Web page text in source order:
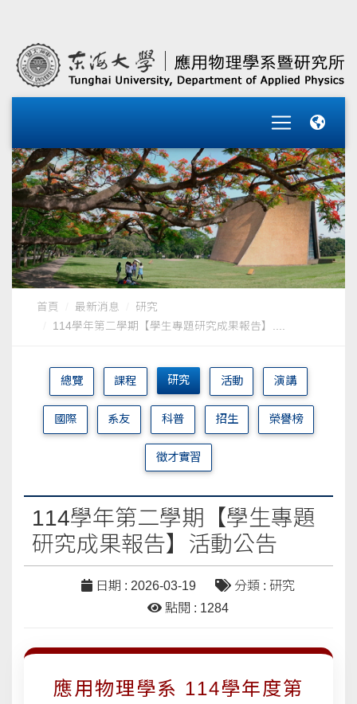
首頁 最新消息
研究
114學年第二學期【學生專題研究成果報告】....
總覽 課程 研究 活動 演講
國際 系友 科普 招生 榮譽榜
徵才實習
114學年第二學期【學生專題
研究成果報告】活動公告
日期 : 2026-03-19
分類 : 研究
點閱 : 1284
應用物理學系 114學年度第